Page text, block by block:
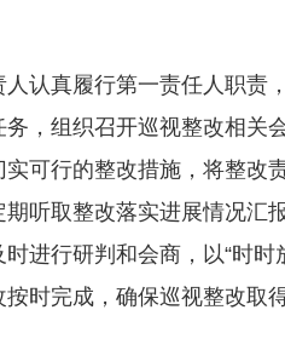
认真履行第一责任人职责
，组织召开巡视整改相关
可行的整改措施，将整改
听取整改落实进展情况汇
进行研判和会商，以“时时
时完成，确保巡视整改取得